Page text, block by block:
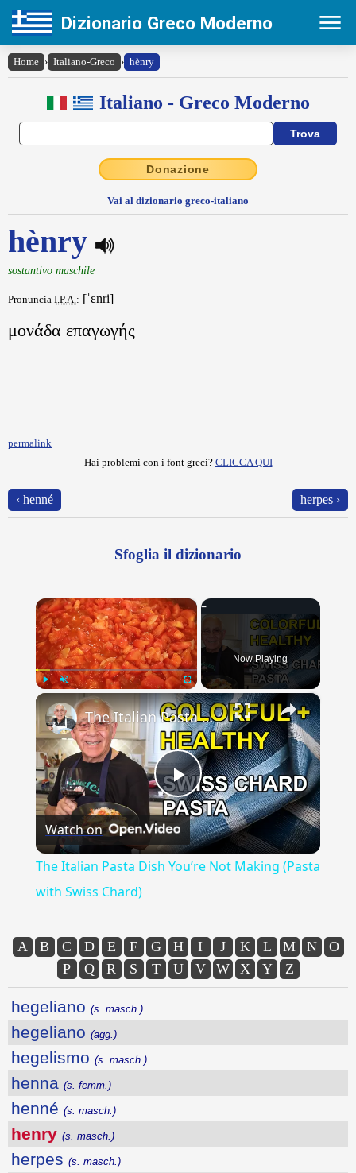
Dizionario Greco Moderno
Home › Italiano-Greco › hènry
Italiano - Greco Moderno
Donazione
Vai al dizionario greco-italiano
hènry
sostantivo maschile
Pronuncia I.P.A.: [ˈɛnri]
μονάδα επαγωγής
permalink
Hai problemi con i font greci? CLICCA QUI
‹ henné herpes ›
Sfoglia il dizionario
×
Unmute Fullscreen
Now Playing
×
Play
Video
The Italian Pasta Dish You’re Not Making (Pasta with Swiss Chard)
Watch on
The Italian Pasta Dish You’re Not Making (Pasta
with Swiss Chard)
A B C D E F G H I J K L M N
O
P
Q R S T U V W X Y Z
hegeliano (s. masch.)
hegeliano (agg.)
hegelismo (s. masch.)
henna (s. femm.)
henné (s. masch.)
henry (s. masch.)
herpes (s. masch.)